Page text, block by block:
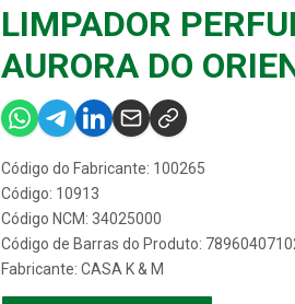
LIMPADOR
AURORA DO
Código do Fabricante: 100265
Código: 10913
Código NCM: 34025000
Código de Barras do Produto:
Fabricante: CASA K & M